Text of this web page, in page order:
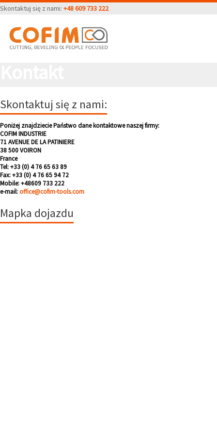
Skontaktuj się z nami: +48 609 733 222
Skontaktuj się z nami:
Poniżej znajdziecie Państwo dane kontaktowe naszej firmy:
COFIM INDUSTRIE
71 AVENUE DE LA PATINIERE
38 500 VOIRON
France
Tel: +33 (0) 4 76 65 63 89
Fax: +33 (0) 4 76 65 94 72
Mobile: +48609 733 222
e-mail:office@cofim-tools.com
Mapka dojazdu